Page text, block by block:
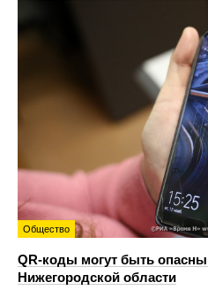
Общество
QR-коды могут быть
Нижегородской области